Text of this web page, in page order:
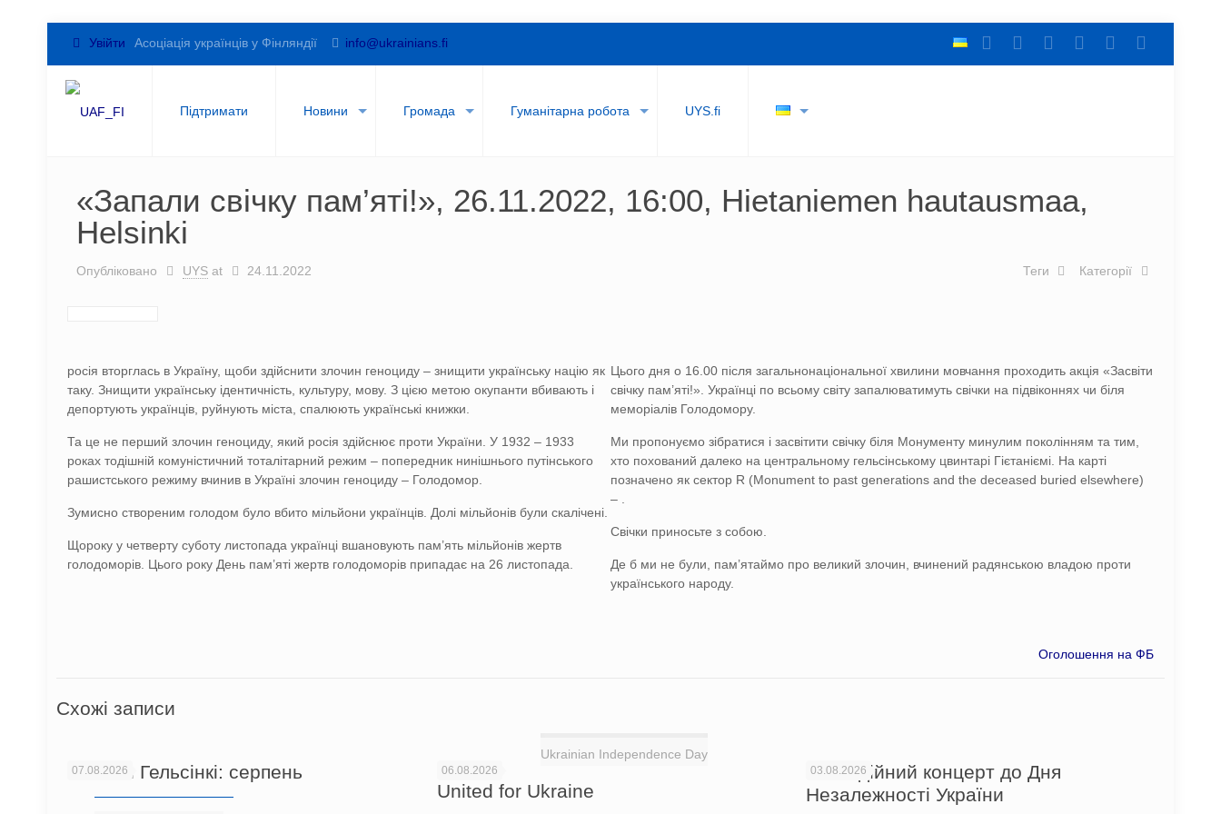
Увійти Асоціація українців у Фінляндії info@ukrainians.fi
Підтримати Новини Громада Гуманітарна робота UYS.fi
«Запали свічку пам’яті!», 26.11.2022, 16:00, Hietaniemen hautausmaa,
Helsinki
Опубліковано UYS at 24.11.2022 Категорії
Теги
росія вторглась в Україну, щоби здійснити злочин геноциду – знищити українську націю як
таку. Знищити українську ідентичність, культуру, мову. З цією метою окупанти вбивають і
депортують українців, руйнують міста, спалюють українські книжки.
Та це не перший злочин геноциду, який росія здійснює проти України. У 1932 – 1933
роках тодішній комуністичний тоталітарний режим – попередник нинішнього путінського
рашистського режиму вчинив в Україні злочин геноциду – Голодомор.
Зумисно створеним голодом було вбито мільйони українців. Долі мільйонів були скалічені.
Щороку у четверту суботу листопада українці вшановують пам’ять мільйонів жертв
голодоморів. Цього року День пам’яті жертв голодоморів припадає на 26 листопада.
Цього дня о 16.00 після загальнонаціональної хвилини мовчання проходить акція «Засвіти
свічку пам’яті!». Українці по всьому світу запалюватимуть свічки на підвіконнях чи біля
меморіалів Голодомору.
Ми пропонуємо зібратися і засвітити свічку біля Монументу минулим поколінням та тим,
хто похований далеко на центральному гельсінському цвинтарі Гієтаніємі. На карті
позначено як сектор R (Monument to past generations and the deceased buried elsewhere)
– .
Свічки приносьте з собою.
Де б ми не були, пам’ятаймо про великий злочин, вчинений радянською владою проти
українського народу.
Оголошення на ФБ
Схожі записи
07.08.2026
Новини Гельсінкі: серпень
Ukrainian Independence Day
06.08.2026
United for Ukraine
03.08.2026
Благодійний концерт до Дня
Незалежності України